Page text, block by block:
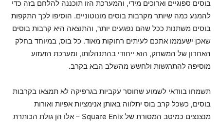
בוסים ספוגיים וארוכים מידי, והמערכת הזו תוכננה להלחם בזה כדי
להמנע כמה שיותר מקרבות בוסים מונוטוניים. הוסיפו לכך התקפות
בוסים משתנות ככל שהם נפגעים יותר, והתוצאה היא קרבות בוסים
שאכן ישעממו אתכם לעיתים רחוקות מאוד. כל בוס, במיוחד בחלק
האחרון של המשחק, הוא ייחודי בהתנהלותו, ומערכת הזעזוע
מוסיפה להתרגשות ולחשש מהשלב הבא בקרב.
תשמחו בוודאי לשמוע שחוסר עקביות בגרפיקה לא תמצאו בקרבות
בוסים, כשכל קרב בוס יתלווה באותן אנימציות אפיות ואורות
מנצנצים כמיטב המסורת של Square Enix – אלו הן גולת הכותרת